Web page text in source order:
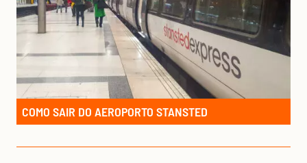
COMO SAIR DO AEROPORTO STANSTED